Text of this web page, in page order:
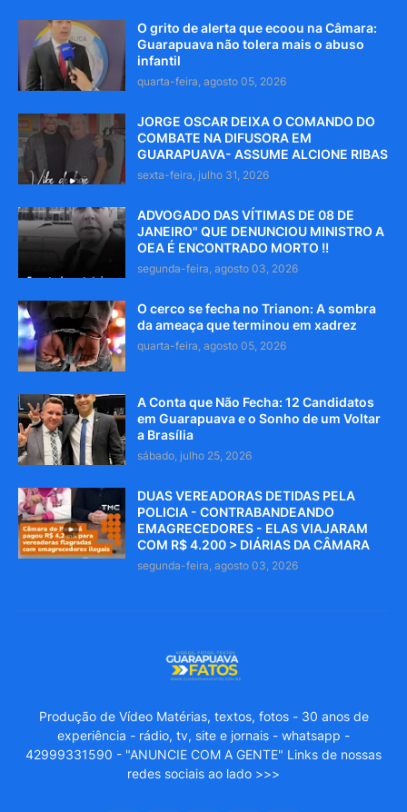
O grito de alerta que ecoou na Câmara:
Guarapuava não tolera mais o abuso
infantil
quarta-feira, agosto 05, 2026
JORGE OSCAR DEIXA O COMANDO DO
COMBATE NA DIFUSORA EM
GUARAPUAVA- ASSUME ALCIONE RIBAS
sexta-feira, julho 31, 2026
ADVOGADO DAS VÍTIMAS DE 08 DE
JANEIRO" QUE DENUNCIOU MINISTRO A
OEA É ENCONTRADO MORTO !!
segunda-feira, agosto 03, 2026
O cerco se fecha no Trianon: A sombra
da ameaça que terminou em xadrez
quarta-feira, agosto 05, 2026
A Conta que Não Fecha: 12 Candidatos
em Guarapuava e o Sonho de um Voltar
a Brasília
sábado, julho 25, 2026
DUAS VEREADORAS DETIDAS PELA
POLICIA - CONTRABANDEANDO
EMAGRECEDORES - ELAS VIAJARAM
COM R$ 4.200 > DIÁRIAS DA CÂMARA
segunda-feira, agosto 03, 2026
Produção de Vídeo Matérias, textos, fotos - 30 anos de
experiência - rádio, tv, site e jornais - whatsapp -
42999331590 - "ANUNCIE COM A GENTE" Links de nossas
redes sociais ao lado >>>